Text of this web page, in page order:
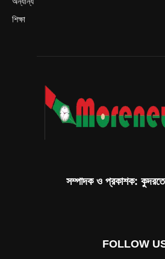
শিক্ষা
সম্পাদক ও প্রকাশক:
FOLLOW